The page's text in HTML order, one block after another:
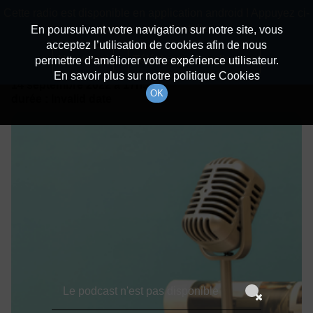
Détails De L'épisode
14 septembre 2022
à 17h59
En poursuivant votre navigation sur notre site, vous
acceptez l’utilisation de cookies afin de nous
permettre d’améliorer votre expérience utilisateur.
En savoir plus sur notre politique Cookies
OK
dessous pour l'installer.
Non merci Télécharger l'application
Le podcast n'est pas disponible